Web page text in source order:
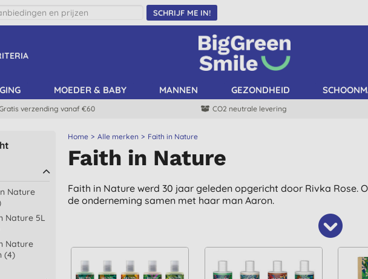
SCHRIJF ME IN!
MOEDER & BABY MANNEN GEZONDHEID
verzending vanaf €60 CO2 neutrale levering
Home Alle merken Faith in Nature
Faith in Nature
Faith in Nature werd 30 jaar geleden opgericht door Rivka Rose.
de onderneming samen met haar man Aaron.
Nature
Nature 5L
Nature
(4)